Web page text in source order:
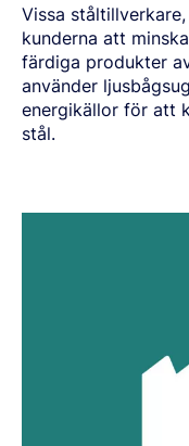
Resten Av
Vissa
kunderna att
färdiga produkter
använder
energikällor för att
stål.